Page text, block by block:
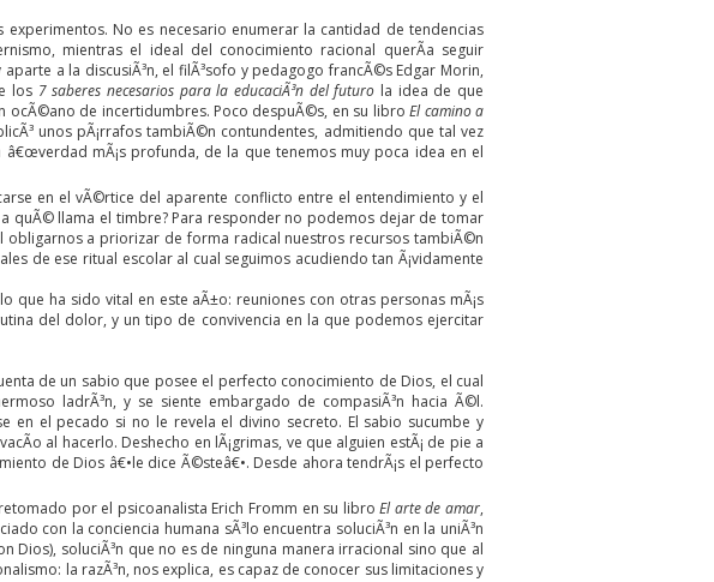
experimentos. No es necesario enumerar la cantidad de tendencias
mientras el ideal del conocimiento racional querÃ­a seguir
a la discusiÃ³n, el filÃ³sofo y pedagogo francÃ©s Edgar Morin,
los 7 saberes necesarios para la educaciÃ³n del futuro la idea de que
ocÃ©ano de incertidumbres. Poco despuÃ©s, en su libroEl camino a
unos pÃ¡rrafos tambiÃ©n contundentes, admitiendo que tal vez
â€œverdad mÃ¡s profunda, de la que tenemos muy poca idea en el
en el vÃ©rtice del aparente conflicto entre el entendimiento y el
a quÃ© llama el timbre? Para responder no podemos dejar de tomar
obligarnos a priorizar de forma radical nuestros recursos tambiÃ©n
de ese ritual escolar al cual seguimos acudiendo tan Ã¡vidamente
ha sido vital en este aÃ±o: reuniones con otras personas mÃ¡s
del dolor, y un tipo de convivencia en la que podemos ejercitar
de un sabio que posee el perfecto conocimiento de Dios, el cual
ladrÃ³n, y se siente embargado de compasiÃ³n hacia Ã©l.
en el pecado si no le revela el divino secreto. El sabio sucumbe y
al hacerlo. Deshecho en lÃ¡grimas, ve que alguien estÃ¡ de pie a
de Dios â€•le dice Ã©steâ€•. Desde ahora tendrÃ¡s el perfecto
por el psicoanalista Erich Fromm en su libroEl arte de amar,
con la conciencia humana sÃ³lo encuentra soluciÃ³n en la uniÃ³n
soluciÃ³n que no es de ninguna manera irracional sino que al
la razÃ³n, nos explica, es capaz de conocer sus limitaciones y